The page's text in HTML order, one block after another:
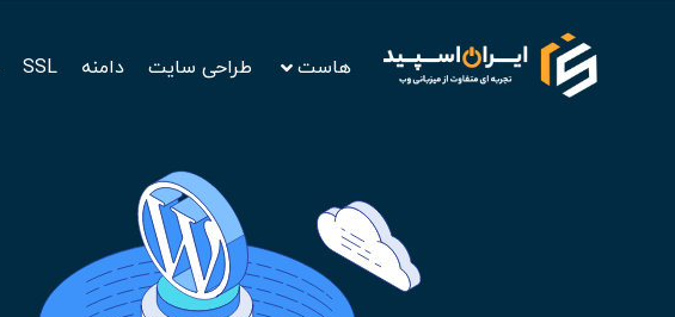
هاست طراحی سایت دامنه SSL